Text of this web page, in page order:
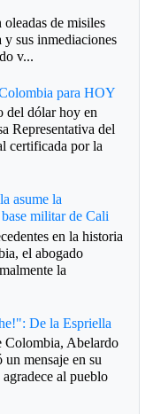
oleadas de misiles
sus inmediaciones
v...
para HOY
del dólar hoy en
Representativa del
certificada por la
asume la
militar de Cali
en la historia
el abogado
la
De la Espriella
Colombia, Abelardo
mensaje en su
al pueblo